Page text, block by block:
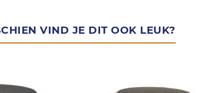
VIND JE DIT OOK LEUK?